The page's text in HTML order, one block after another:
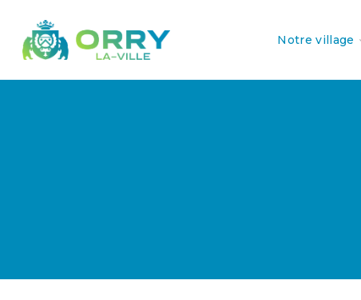
Notre village